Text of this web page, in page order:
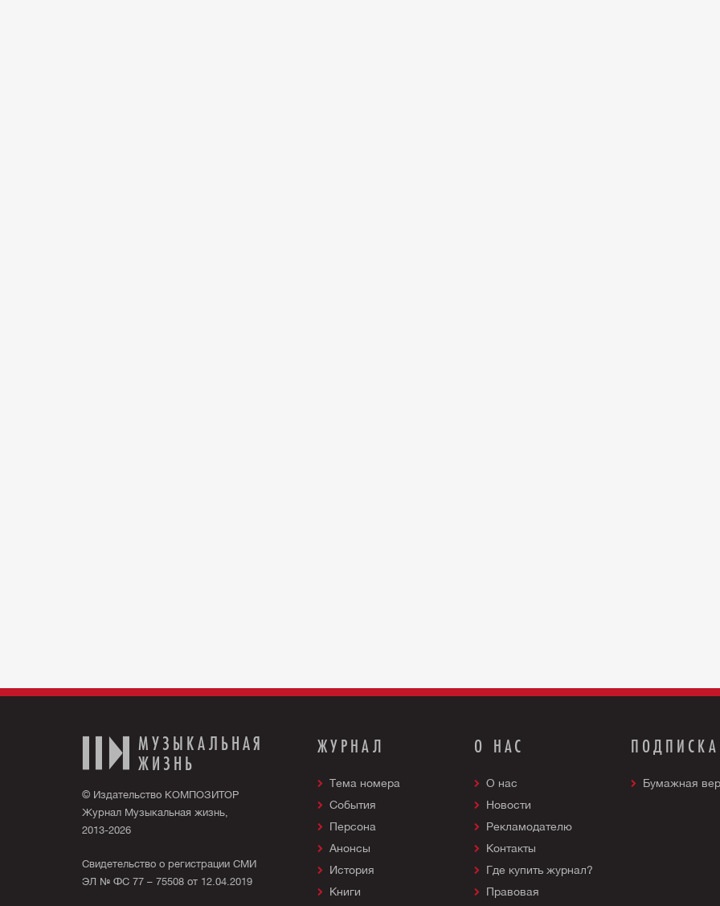
МУЗЫКАЛЬНАЯ
ЖИЗНЬ
© Издательство КОМПОЗИТОР
Журнал Музыкальная жизнь,
2013-2026
Свидетельство о регистрации СМИ
ЭЛ № ФС 77 – 75508 от 12.04.2019
ЖУРНАЛ
Тема номера
События
Персона
Анонсы
История
Книги
О НАС
О нас
Новости
Рекламодателю
Контакты
Где купить журнал?
Правовая
ПОДПИСКА
Бумажная